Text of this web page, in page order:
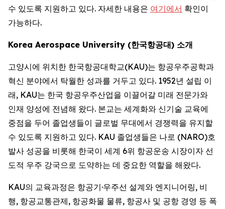
수 있도록 지원하고 있다. 자세한 내용은 여기에서 확인이
가능하다.
Korea Aerospace University (한국항공대) 소개
고양시에 위치한 한국항공대학교(KAU)는 항공우주공학과
혁신 분야에서 탁월한 성과를 거두고 있다. 1952년 설립 이
래, KAU는 한국 항공우주산업을 이끌어갈 미래 전문가와
인재 양성에 전념해 왔다. 본교는 세계화와 신기술 교육에
중점을 두어 졸업생들이 글로벌 무대에서 경쟁력을 유지할
수 있도록 지원하고 있다. KAU 졸업생들은 나로 (NARO)호
발사 성공을 비롯해 한국이 세계 6위 항공운송 시장이자 선
도적 우주 강국으로 도약하는 데 중요한 역할을 해왔다.
KAU의 교육과정은 항공기·우주선 설계와 엔지니어링, 비
행, 항공교통관제, 항공화물 물류, 항공사 및 공항 경영 등 폭